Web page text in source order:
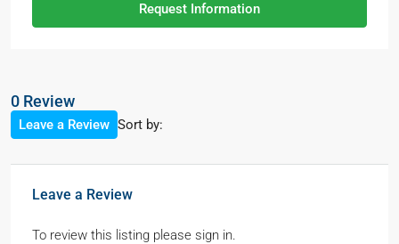
Request Information
0 Review
Sort by:
Leave a Review
Leave a Review
To review this listing please sign in.